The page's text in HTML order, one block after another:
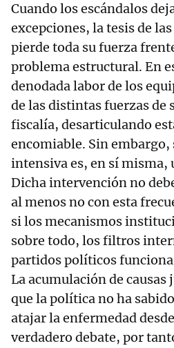
Cuando los escándalos
excepciones, la tesis de
pierde toda su fuerza
problema estructural. En
denodada labor de los
de las distintas fuerzas de
fiscalía, desarticulando
encomiable. Sin
intensiva es, en sí misma,
Dicha intervención no
al menos no con esta
si los mecanismos
sobre todo, los filtros
partidos políticos
La acumulación de
que la política no ha
atajar la enfermedad
verdadero debate, por